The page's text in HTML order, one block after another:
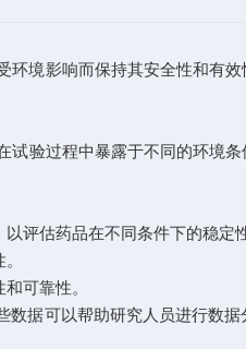
境影响而保持其安全性和有
验过程中暴露于不同的环境
评估药品在不同条件下的稳定性
可靠性。
据可以帮助研究人员进行数据